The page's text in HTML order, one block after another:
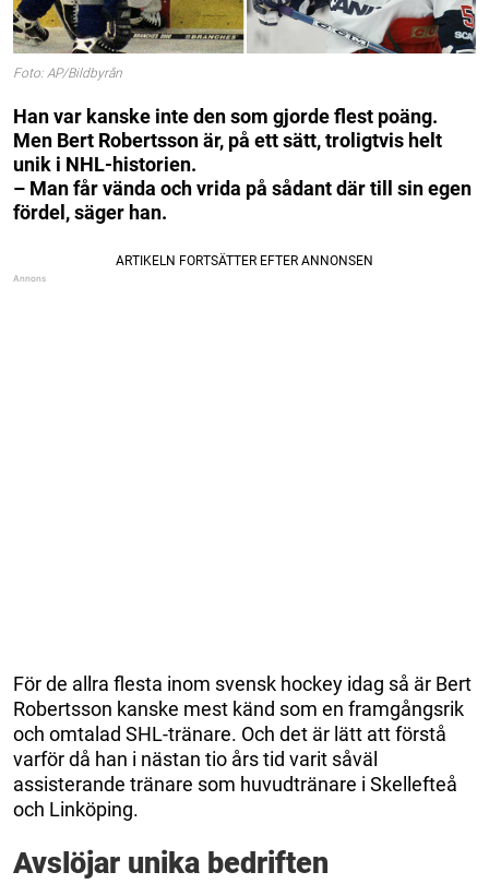
Foto: AP/Bildbyrån
Han var kanske inte den som gjorde flest poäng.
Men Bert Robertsson är, på ett sätt, troligtvis helt
unik i NHL-historien.
– Man får vända och vrida på sådant där till sin egen
fördel, säger han.
För de allra flesta inom svensk hockey idag så är Bert
Robertsson kanske mest känd som en framgångsrik
och omtalad SHL-tränare. Och det är lätt att förstå
varför då han i nästan tio års tid varit såväl
assisterande tränare som huvudtränare i Skellefteå
och Linköping.
Avslöjar unika bedriften